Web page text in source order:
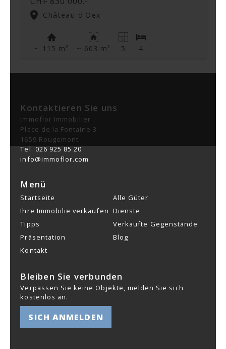
Château-d'Oex
~ 115 m² ~ 603 m² 5 4
Kontaktieren Sie uns
Immoflor Immobilier
Place de la Fontaine 3
1659 Rougemont
Tel. 026 925 85 20
info@immoflor.com
Menü
Startseite
Alle Güter
Ihre Immobilie verkaufen Dienste
Tipps
Verkaufte Gegenstände
Präsentation
Blog
Kontakt
Bleiben Sie verbunden
Verpassen Sie keine Objekte, melden Sie sich
kostenlos an.
SICH ANMELDEN